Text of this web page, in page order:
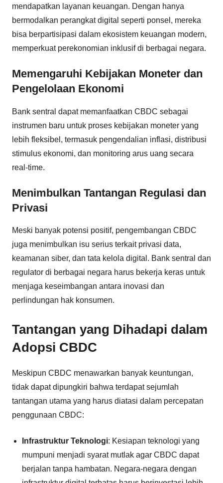
mendapatkan layanan keuangan. Dengan hanya
bermodalkan perangkat digital seperti ponsel, mereka
bisa berpartisipasi dalam ekosistem keuangan modern,
memperkuat perekonomian inklusif di berbagai negara.
Memengaruhi Kebijakan Moneter dan
Pengelolaan Ekonomi
Bank sentral dapat memanfaatkan CBDC sebagai
instrumen baru untuk proses kebijakan moneter yang
lebih fleksibel, termasuk pengendalian inflasi, distribusi
stimulus ekonomi, dan monitoring arus uang secara
real-time.
Menimbulkan Tantangan Regulasi dan
Privasi
Meski banyak potensi positif, pengembangan CBDC
juga menimbulkan isu serius terkait privasi data,
keamanan siber, dan tata kelola digital. Bank sentral dan
regulator di berbagai negara harus bekerja keras untuk
menjaga keseimbangan antara inovasi dan
perlindungan hak konsumen.
Tantangan yang Dihadapi dalam
Adopsi CBDC
Meskipun CBDC menawarkan banyak keuntungan,
tidak dapat dipungkiri bahwa terdapat sejumlah
tantangan utama yang harus diatasi dalam percepatan
penggunaan CBDC:
Infrastruktur Teknologi: Kesiapan teknologi yang
mumpuni menjadi syarat mutlak agar CBDC dapat
berjalan tanpa hambatan. Negara-negara dengan